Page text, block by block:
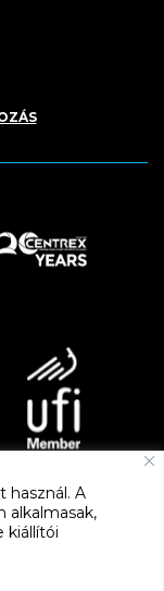
használ. A
alkalmasak,
kiállítói